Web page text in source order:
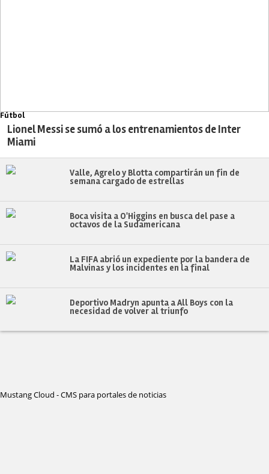
Fútbol
Lionel Messi se sumó a los entrenamientos de Inter
Miami
Valle, Agrelo y Blotta compartirán un fin de
semana cargado de estrellas
Boca visita a O'Higgins en busca del pase a
octavos de la Sudamericana
La FIFA abrió un expediente por la bandera de
Malvinas y los incidentes en la final
Deportivo Madryn apunta a All Boys con la
necesidad de volver al triunfo
Mustang Cloud - CMS para portales de noticias